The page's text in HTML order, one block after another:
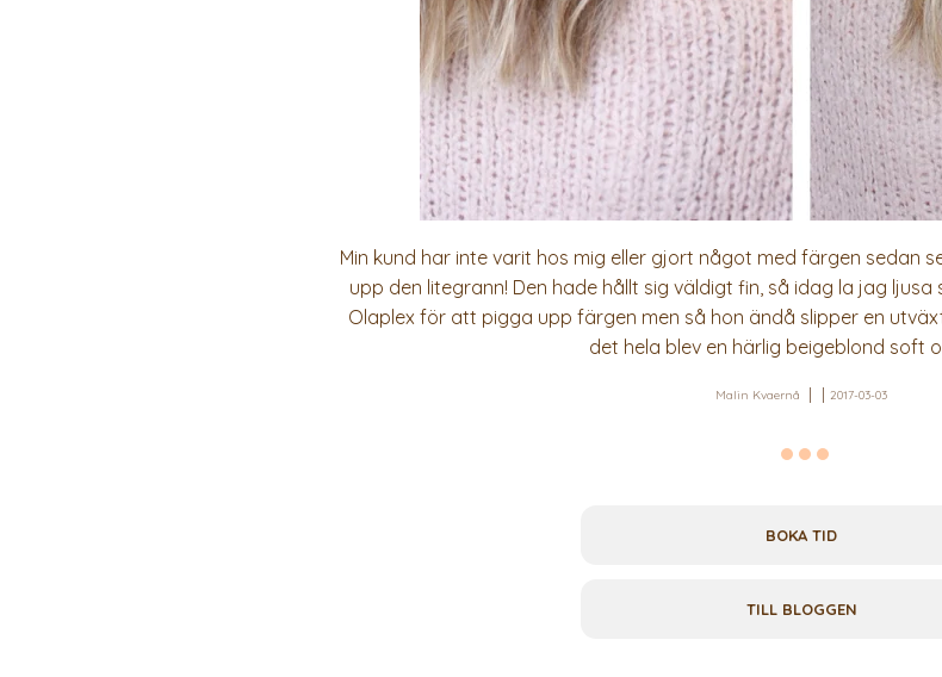
Min kund har inte varit hos mig eller gjort något med färgen sedan
upp den litegrann! Den hade hållt sig väldigt fin, så idag la jag
Olaplex för att pigga upp färgen men så hon ändå slipper en
det hela blev en härlig beigeblond soft
Malin Kvaernå 2017-03-03
BOKA TID
TILL BLOGGEN